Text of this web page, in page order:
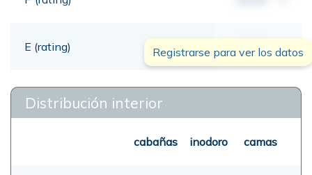
E (rating) 00,00 mt
Registrarse para ver los datos
Distribución interior
cabañas inodoro camas